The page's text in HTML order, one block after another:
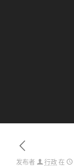
发布者 行政在